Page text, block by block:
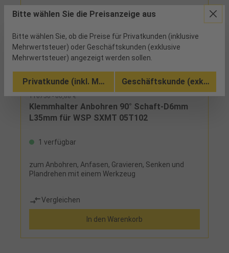
116750 - 66,88 €
Klemmhalter Anbohren 90° Schaft-D6mm
L35mm für WSP SXMT 05T102
1 verfügbar
zum Anbohren, Anfasen, Gravieren, Senken und
Plandrehen mit einem Werkzeug
Vergleichen
In den Warenkorb
Bitte wählen Sie die Preisanzeige aus
Bitte wählen Sie, ob die Preise für Privatkunden (inklusive
Mehrwertsteuer) oder Geschäftskunden (exklusive
Mehrwertsteuer) angezeigt werden sollen.
Privatkunde (inkl. MwSt.) Geschäftskunde (exkl.